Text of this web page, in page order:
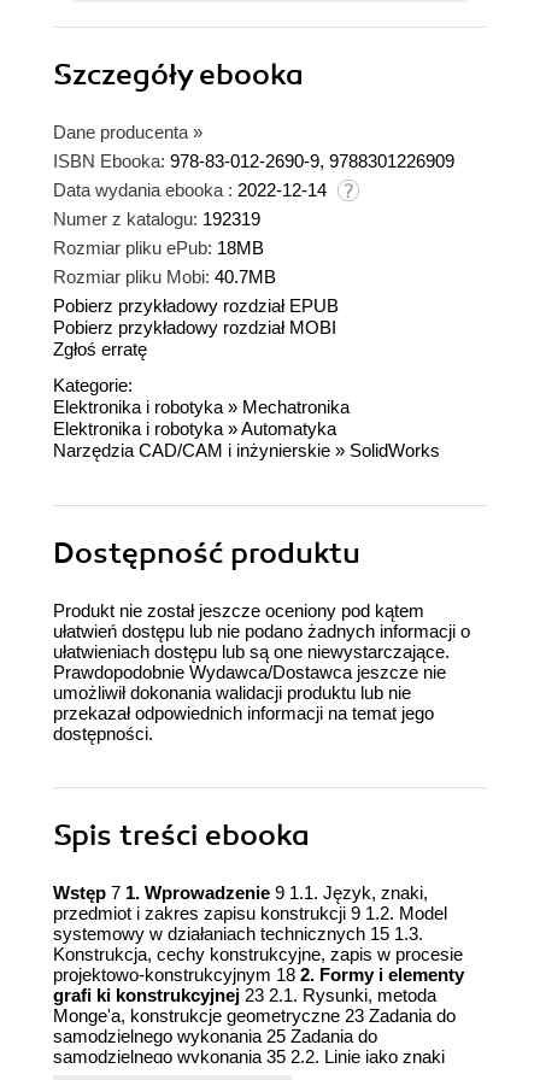
Szczegółyebooka
Dane producenta »
ISBN Ebooka: 978-83-012-2690-9, 9788301226909
Data wydania ebooka : 2022-12-14
Numer z katalogu: 192319
Rozmiar pliku ePub: 18MB
Rozmiar pliku Mobi: 40.7MB
Pobierz przykładowy rozdział EPUB
Pobierz przykładowy rozdział MOBI
Zgłoś erratę
Kategorie:
Elektronika i robotyka » Mechatronika
Elektronika i robotyka »Automatyka
Narzędzia CAD/CAM i inżynierskie » SolidWorks
Dostępność produktu
Produkt nie został jeszcze oceniony pod kątem
ułatwień dostępu lub nie podano żadnych informacji o
ułatwieniach dostępu lub są one niewystarczające.
Prawdopodobnie Wydawca/Dostawca jeszcze nie
umożliwił dokonania walidacji produktu lub nie
przekazał odpowiednich informacji na temat jego
dostępności.
Spis treści ebooka
Wstęp 7 1. Wprowadzenie 9 1.1. Język, znaki,
przedmiot i zakres zapisu konstrukcji 9 1.2. Model
systemowy w działaniach technicznych 15 1.3.
Konstrukcja, cechy konstrukcyjne, zapis w procesie
projektowo-konstrukcyjnym 18 2. Formy i elementy
grafi ki konstrukcyjnej 23 2.1. Rysunki, metoda
Monge'a, konstrukcje geometryczne 23 Zadania do
samodzielnego wykonania 25 Zadania do
samodzielnego wykonania 35 2.2. Linie jako znaki